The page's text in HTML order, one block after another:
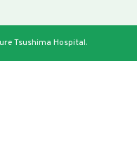
Tsushima Hospital.